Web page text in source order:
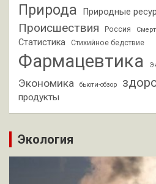
Природа Природные
Происшествия Россия
Статистика Стихийное бедствие
Фармацевтика
Экономика бьюти-обзор
продукты
Экология